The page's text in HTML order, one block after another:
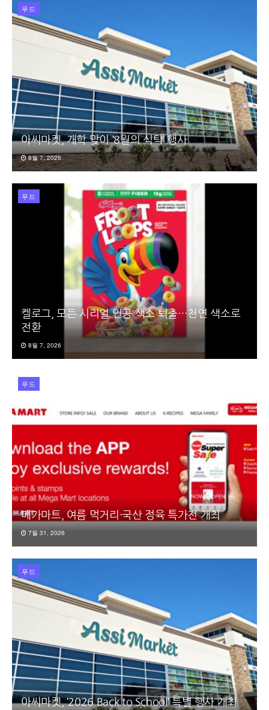
푸드
아씨마켓, 개학 맞이 ‘8월의 식탁’ 행사
8월 7, 2026
푸드
켈로그, 모든 시리얼 인공 색소 퇴출…천연 색소로
전환
8월 7, 2026
푸드
메가마트, 여름 먹거리·국산 정육 특가전 개최
7월 31, 2026
푸드
아씨마켓, ‘2026 Back to School’ 특별 행사 개최